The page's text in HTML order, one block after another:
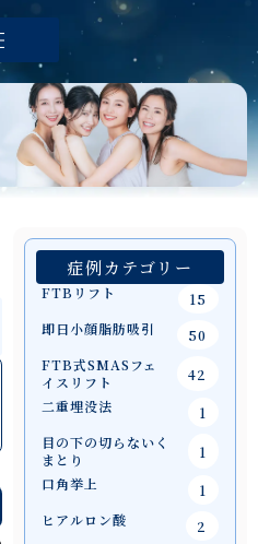
症例カテゴリー
FTBリフト
15
即日小顔脂肪吸引
50
FTB式SMASフェ
イスリフト
42
二重埋没法
1
目の下の切らないく
まとり
1
口角挙上
1
ヒアルロン酸
2